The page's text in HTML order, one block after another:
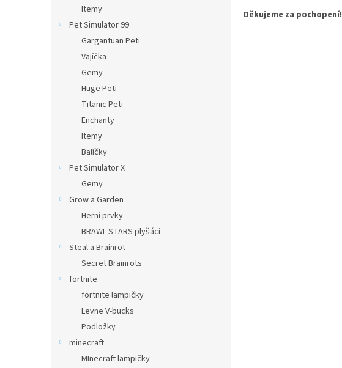
Itemy
Pet Simulator 99
Gargantuan Peti
Vajíčka
Gemy
Huge Peti
Titanic Peti
Enchanty
Itemy
Balíčky
Pet Simulator X
Gemy
Grow a Garden
Herní prvky
BRAWL STARS plyšáci
Steal a Brainrot
Secret Brainrots
fortnite
fortnite lampičky
Levne V-bucks
Podložky
minecraft
MInecraft lampičky
Děkujeme za pochopení!